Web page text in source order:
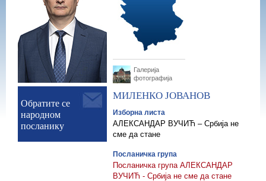
Обратите се
народном
посланику
Галерија
фотографија
МИЛЕНКОЈОВАНОВ
Изборна листа
АЛЕКСАНДАР ВУЧИЋ – Србија не
сме да стане
Посланичка група
Посланичка група АЛЕКСАНДАР
ВУЧИЋ - Србија не сме да стане